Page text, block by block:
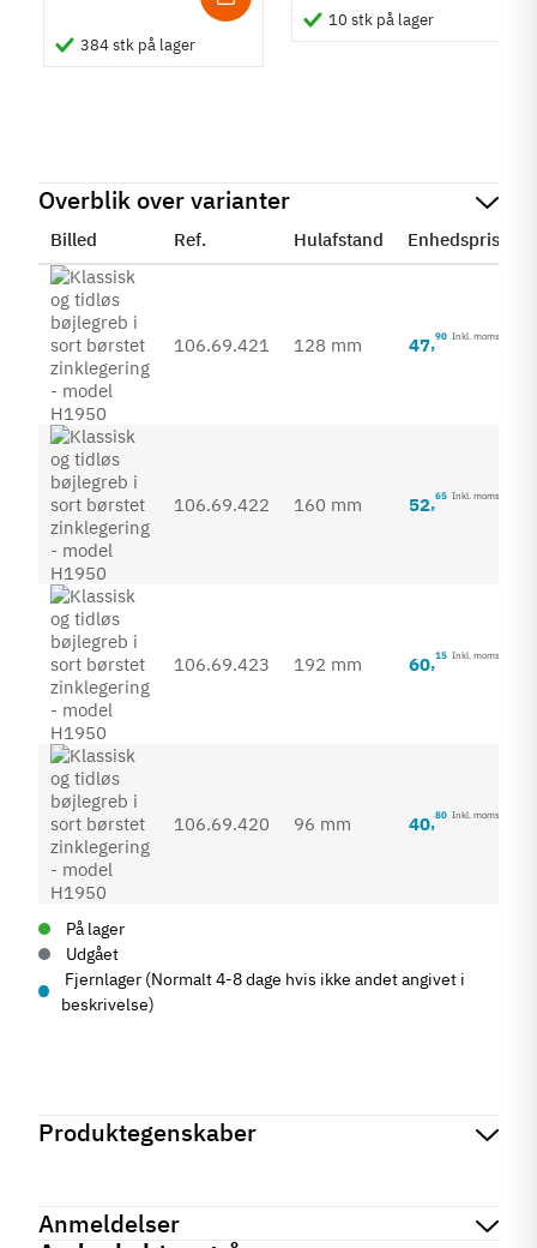
384 stk på lager
10 stk på lager
Overblik over varianter
Billed Ref. Hulafstand Enhedspris
106.69.421 128 mm 47,90 Inkl. moms
106.69.422 160 mm 52,65 Inkl. moms
106.69.423 192 mm 60,15 Inkl. moms
106.69.420 96 mm 40,80 Inkl. moms
På lager
Udgået
Fjernlager (Normalt 4-8 dage hvis ikke andet angivet i
beskrivelse)
Produktegenskaber
På lager0 Varer
Anmeldelser